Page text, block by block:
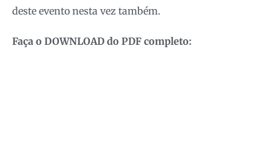
deste evento nesta vez também.
Faça o DOWNLOAD do PDF completo: